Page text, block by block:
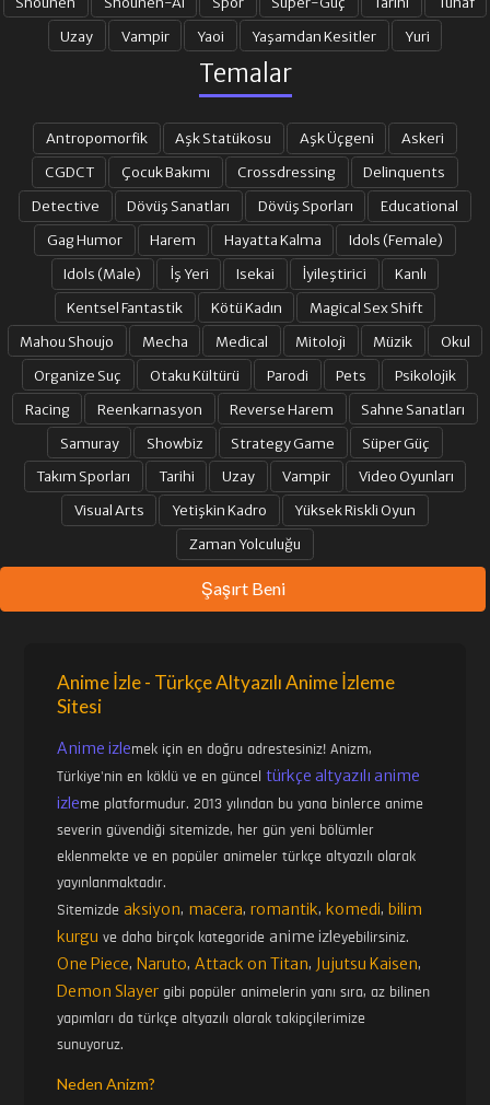
Uzay
Vampir Yaoi Yaşamdan Kesitler Yuri
Temalar
Antropomorfik Aşk Statükosu Aşk Üçgeni
Askeri
CGDCT
Çocuk Bakımı Crossdressing
Delinquents
Detective
Dövüş Sanatları Dövüş Sporları
Educational
Gag Humor
Harem Hayatta Kalma
Idols (Female)
Idols (Male)
İş Yeri Isekai İyileştirici
Kanlı
Kentsel Fantastik
Kötü Kadın
Magical Sex Shift
Mahou Shoujo
Mecha Medical Mitoloji Müzik
Okul
Organize Suç
Otaku Kültürü Parodi Pets
Psikolojik
Racing
Reenkarnasyon Reverse Harem
Sahne Sanatları
Samuray
Showbiz Strategy Game
Süper Güç
Takım Sporları
Tarihi Uzay Vampir
Video Oyunları
Visual Arts
Yetişkin Kadro
Yüksek Riskli Oyun
Zaman Yolculuğu
Şaşırt Beni
Anime İzle - Türkçe Altyazılı Anime İzleme
Sitesi
Anime izlemek için en doğru adrestesiniz! Anizm,
Türkiye'nin en köklü ve en günceltürkçe altyazılı anime
izleme platformudur. 2013 yılından bu yana binlerce anime
severin güvendiği sitemizde, her gün yeni bölümler
eklenmekte ve en popüler animeler türkçe altyazılı olarak
yayınlanmaktadır.
Sitemizdeaksiyon, macera,romantik, komedi, bilim
kurgu ve daha birçok kategoride anime izleyebilirsiniz.
One Piece, Naruto,Attack on Titan, Jujutsu Kaisen,
Demon Slayer gibi popüler animelerin yanı sıra, az bilinen
yapımları da türkçe altyazılı olarak takipçilerimize
sunuyoruz.
Neden Anizm?